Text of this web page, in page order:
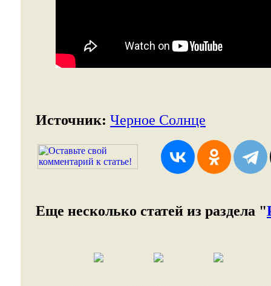
Источник: Черное Солнце
Еще несколько статей из раздела "